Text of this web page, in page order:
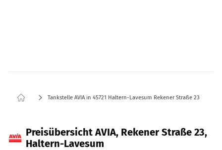
Tankstelle AVIA in 45721 Haltern-Lavesum Rekener Straße 23
Preisübersicht AVIA, Rekener Straße 23,
Haltern-Lavesum